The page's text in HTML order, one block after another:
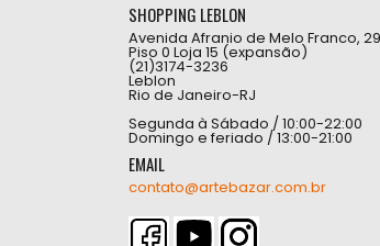
SHOPPING LEBLON
Avenida Afranio de Melo Franco,
Piso 0 Loja 15 (expansão)
(21)3174-3236
Leblon
Rio de Janeiro-RJ
Segunda à Sábado / 10:00-22:00
Domingo e feriado / 13:00-21:00
EMAIL
contato@artebazar.com.br